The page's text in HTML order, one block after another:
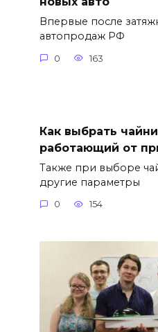
Впервые после
автопродаж РФ
0 163
Как выбрать
работающий от
Также при выборе
другие параметры
0 154